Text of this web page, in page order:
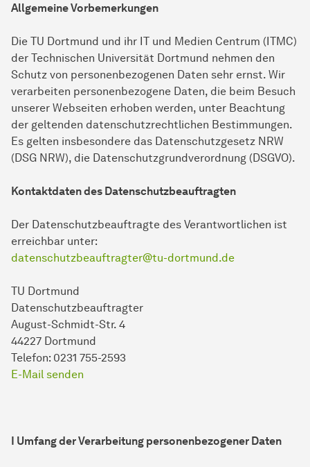
Allgemeine Vorbemerkungen
Die TU Dortmund und ihr IT und Medien Centrum (ITMC)
der Technischen Universität Dortmund nehmen den
Schutz von personenbezogenen Daten sehr ernst. Wir
verarbeiten personenbezogene Daten, die beim Besuch
unserer Webseiten erhoben werden, unter Beachtung
der geltenden datenschutzrechtlichen Bestimmungen.
Es gelten insbesondere das Datenschutzgesetz NRW
(DSG NRW), die Datenschutzgrundverordnung (DSGVO).
Kontaktdaten des Datenschutzbeauftragten
Der Datenschutzbeauftragte des Verantwortlichen ist
erreichbar unter:
datenschutzbeauftragter@tu-dortmund.de
TU Dortmund
Datenschutzbeauftragter
August-Schmidt-Str. 4
44227 Dortmund
Telefon: 0231 755-2593
E-Mail senden
I Umfang der Verarbeitung personenbezogener Daten